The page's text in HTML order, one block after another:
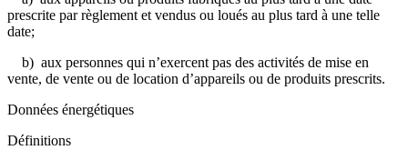
prescrite par règlement et vendus ou loués au plus tard à une telle
date;
b) aux personnes qui n’exercent pas des activités de mise en
vente, de vente ou de location d’appareils ou de produits prescrits.
Données énergétiques
Définitions